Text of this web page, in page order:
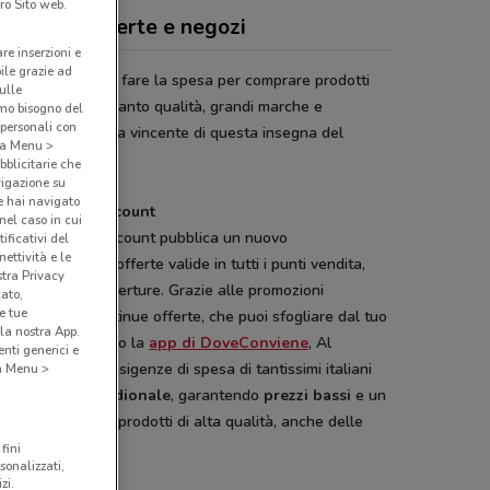
offerte e negozi
conviene fare la spesa per comprare prodotti
e non, in quanto qualità, grandi marche e
sono la firma vincente di questa insegna del
General Drap.
Spesa Al Discount
Al Discount pubblica un nuovo
online con offerte valide in tutti i punti vendita,
le nuove aperture. Grazie alle promozioni
e alle continue offerte, che puoi sfogliare dal tuo
scaricando la app di DoveConviene, Al
soddisfa le esigenze di spesa di tantissimi italiani
centro meridionale, garantendo prezzi bassi e un
assortimento di prodotti di alta qualità, anche delle
marche.
Sito web.
inserzioni e
grazie ad
bisogno del
con
Menu >
che
su
hai navigato
caso in cui
del
e le
Privacy
tue
nostra App.
generici e
Menu >
fini